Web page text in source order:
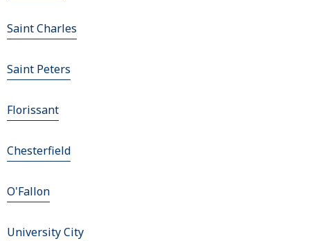
Saint Charles
Saint Peters
Florissant
Chesterfield
O'Fallon
University City